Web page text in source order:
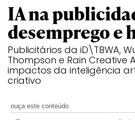
IA na
desemprego e
Publicitários da iD\TBWA,
Thompson e Rain Creative
impactos da inteligência
criativo
ouça este conteúdo